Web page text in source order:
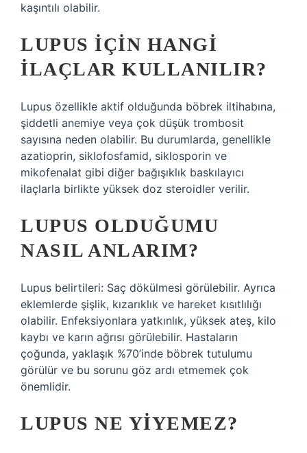
kaşıntılı olabilir.
LUPUS IÇIN HANGI
ILAÇLAR KULLANILIR?
Lupus özellikle aktif olduğunda böbrek iltihabına,
şiddetli anemiye veya çok düşük trombosit
sayısına neden olabilir. Bu durumlarda, genellikle
azatioprin, siklofosfamid, siklosporin ve
mikofenalat gibi diğer bağışıklık baskılayıcı
ilaçlarla birlikte yüksek doz steroidler verilir.
LUPUS OLDUĞUMU
NASIL ANLARIM?
Lupus belirtileri: Saç dökülmesi görülebilir. Ayrıca
eklemlerde şişlik, kızarıklık ve hareket kısıtlılığı
olabilir. Enfeksiyonlara yatkınlık, yüksek ateş, kilo
kaybı ve karın ağrısı görülebilir. Hastaların
çoğunda, yaklaşık %70’inde böbrek tutulumu
görülür ve bu sorunu göz ardı etmemek çok
önemlidir.
LUPUS NE YIYEMEZ?